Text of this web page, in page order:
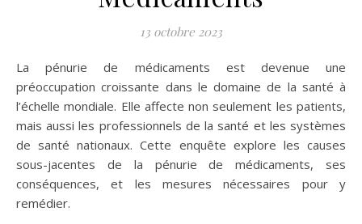
13 octobre 2023
La pénurie de médicaments est devenue une
préoccupation croissante dans le domaine de la santé à
l’échelle mondiale. Elle affecte non seulement les patients,
mais aussi les professionnels de la santé et les systèmes
de santé nationaux. Cette enquête explore les causes
sous-jacentes de la pénurie de médicaments, ses
conséquences, et les mesures nécessaires pour y
remédier.